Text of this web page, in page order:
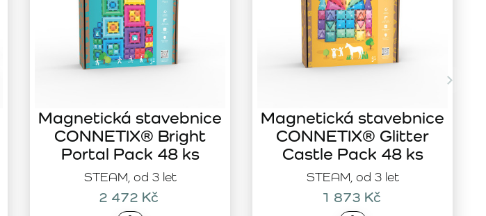
STEAM, od 3 let
Magnetická stavebnice
CONNETIX® Bright
Portal Pack 48 ks
2 472 Kč
STEAM, od 3 let
Magnetická stavebnice
CONNETIX® Glitter
Castle Pack 48 ks
1 873 Kč